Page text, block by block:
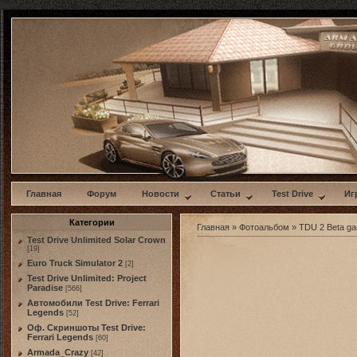
w
Главная Форум Новости Статьи Test Drive
Категории
Test Drive Unlimited Solar Crown
[19]
Euro Truck Simulator 2 [2]
Test Drive Unlimited: Project
Paradise [566]
Автомобили Test Drive: Ferrari
Legends [52]
Оф. Скриншоты Test Drive:
Ferrari Legends [60]
Armada_Crazy [42]
Главная » Фотоальбом » TDU 2 Beta